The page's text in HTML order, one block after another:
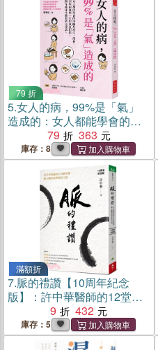
79 折
5.女人的病，99%是「氣」
造成的：女人都能學會的凍
齡易瘦法：簡養。那些困擾
妳一生的氣血問題，30年臨
床中醫教妳這樣調。
79 363
庫存：8
滿額折
7.脈的禮讚【10周年紀念
版】：許中華醫師的12堂脈
學課，解五臟疾病與癌症之
9 432
庫存：5